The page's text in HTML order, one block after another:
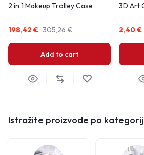
2 in 1 Makeup Trolley Case
305,26€
198,42 €
Add to cart
3D Art
2,40€
Istražite proizvode po